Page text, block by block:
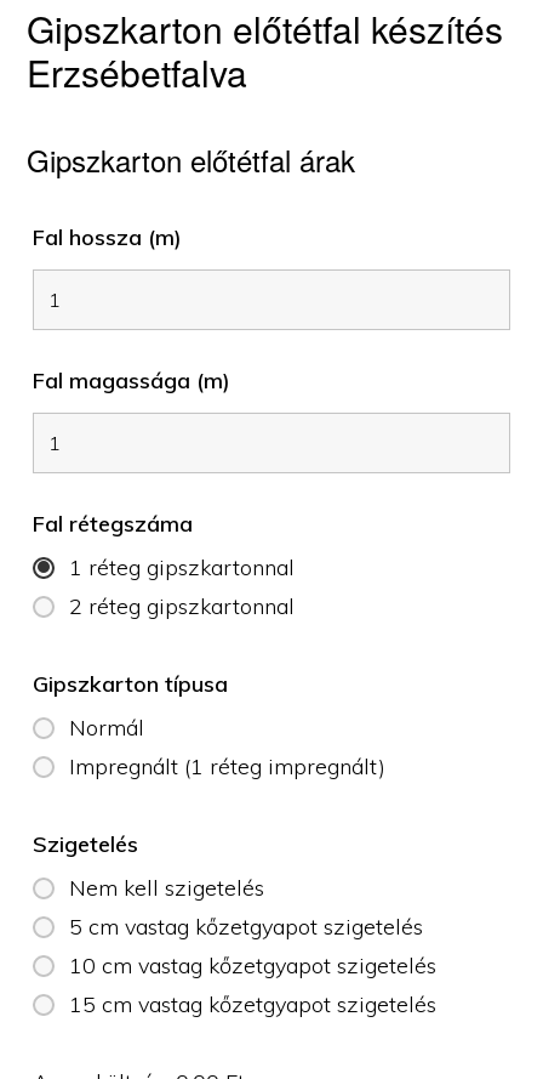
Gipszkarton előtétfal készítés
Erzsébetfalva
Gipszkarton előtétfal árak
Fal hossza (m)
Fal magassága (m)
Fal rétegszáma
1 réteg gipszkartonnal
2 réteg gipszkartonnal
Gipszkarton típusa
Normál
Impregnált (1 réteg impregnált)
Szigetelés
Nem kell szigetelés
5 cm vastag kőzetgyapot szigetelés
10 cm vastag kőzetgyapot szigetelés
15 cm vastag kőzetgyapot szigetelés